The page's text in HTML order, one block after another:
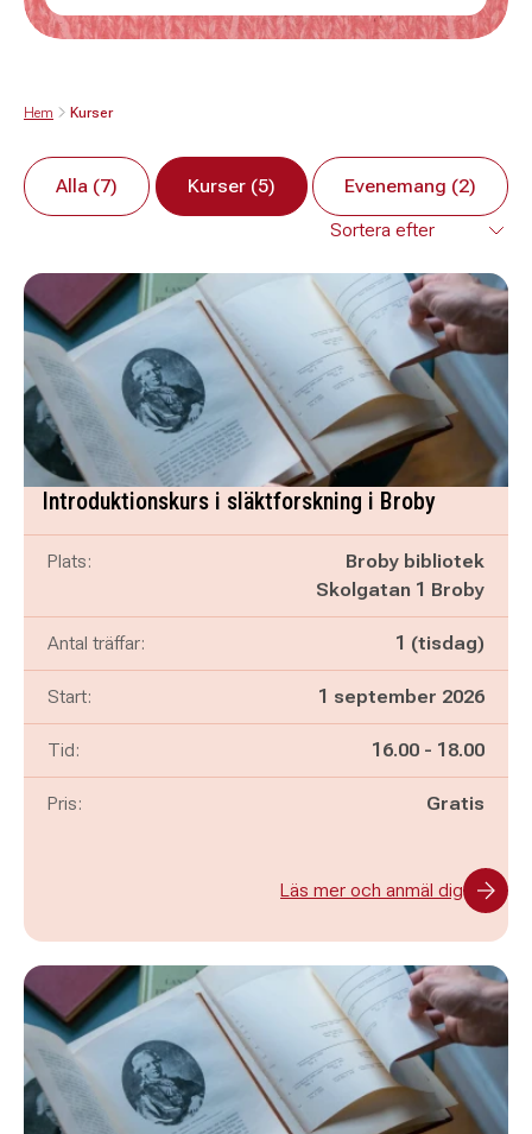
Hem Kurser
Alla (7) Kurser (5) Evenemang (2)
Introduktionskurs i släktforskning i Broby
Plats:
Broby bibliotek
Skolgatan 1 Broby
Antal träffar: 1 (tisdag)
Start: 1 september 2026
Tid: Pågår mellan
16.00 - och
18.00
Pris: Gratis
Läs mer och anmäl dig